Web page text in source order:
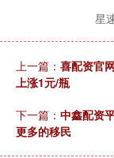
星
上一篇： 喜配资官
上涨1元/瓶
下一篇： 中鑫配资
更多的移民